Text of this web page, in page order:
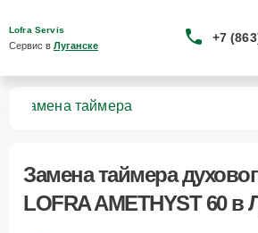
Lofra Servis
Сервис в Луганске
+7
Замена таймера
Замена таймера
LOFRA AMETHYST 60 в